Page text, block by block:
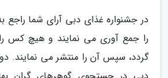
در جشنواره غذای دبی آرای شما راجع
را جمع آوری می نمایند و هیچ کس
گردد، سپس آن را منتشر می نمایند.